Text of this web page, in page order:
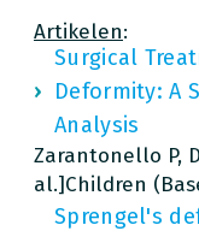
Artikelen:
Surgical
Deformity: A
Analysis
Zarantonello P,
al.]Children
Sprengel's